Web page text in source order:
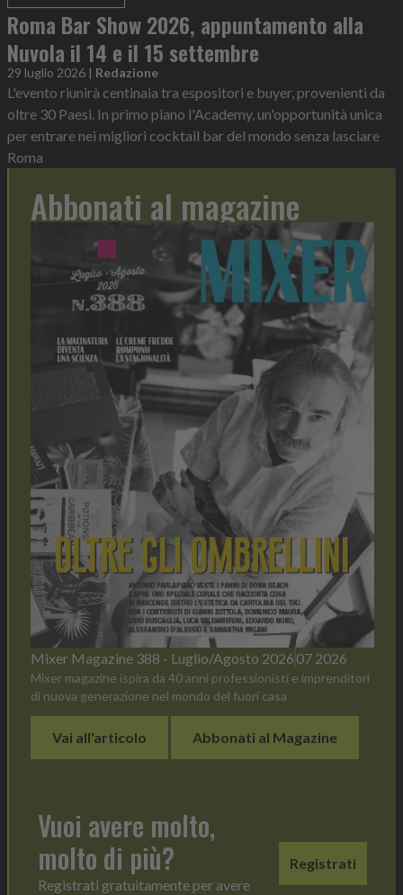
Roma Bar Show 2026, appuntamento alla
Nuvola il 14 e il 15 settembre
29 luglio 2026 | Redazione
L'evento riunirà centinaia tra espositori e buyer, provenienti da
oltre 30 Paesi. In primo piano l'Academy, un'opportunità unica
per entrare nei migliori cocktail bar del mondo senza lasciare
Roma
Abbonati al magazine
Mixer Magazine 388 - Luglio/Agosto 2026 07 2026
Mixer magazine ispira da 40 anni professionisti e imprenditori
di nuova generazione nel mondo del fuori casa
Vai all'articolo Abbonati al Magazine
Vuoi avere molto,
molto di più?
Registrati gratuitamente per avere
Registrati